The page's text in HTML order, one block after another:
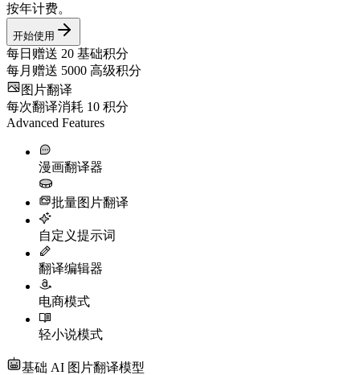
按年计费。
开始使用
每日赠送 20 基础积分
每月赠送 5000 高级积分
图片翻译
每次翻译消耗 10 积分
Advanced Features
漫画翻译器
批量图片翻译
自定义提示词
翻译编辑器
电商模式
轻小说模式
基础 AI 图片翻译模型